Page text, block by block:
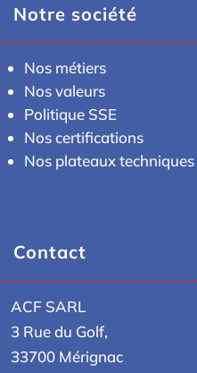
Notre société
Nos métiers
Nos valeurs
Politique SSE
Nos certifications
Nos plateaux techniques
Contact
ACF SARL
3 Rue du Golf,
33700 Mérignac